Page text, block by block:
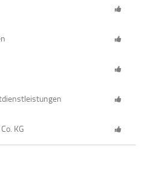
KG